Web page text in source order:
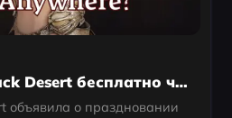
Как играть в Black Desert бесплатно через Steam?
объявила о праздновании